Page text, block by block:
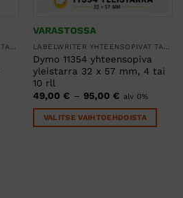
VARASTOSSA
Dymo 11354 yhteensopiva
yleistarra 32 x 57 mm, 4 tai
10 rll
49,00 € – 95,00 €Hintaluokka:
-
95,00 €
alv 0%
VALITSE VAIHTOEHDOISTA